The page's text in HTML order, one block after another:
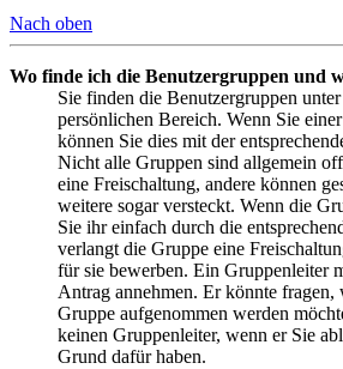
Nach oben
Wo finde ich die Benutzergruppen und
Sie finden die Benutzergruppen
persönlichen Bereich. Wenn Sie
können Sie dies mit der
Nicht alle Gruppen sind allgemein
eine Freischaltung, andere können
weitere sogar versteckt. Wenn die
Sie ihr einfach durch die
verlangt die Gruppe eine
für sie bewerben. Ein Gruppenleiter
Antrag annehmen. Er könnte fragen,
Gruppe aufgenommen werden
keinen Gruppenleiter, wenn er Sie
Grund dafür haben.